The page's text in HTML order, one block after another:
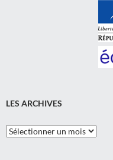
LES ARCHIVES
Les
Archives